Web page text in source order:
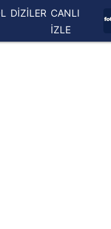
DİZİLER CANLI
İZLE